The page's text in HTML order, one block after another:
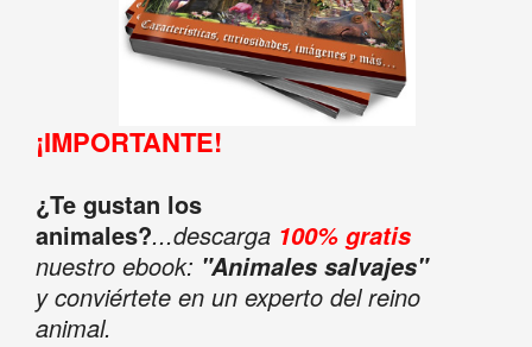
¡IMPORTANTE!
¿Te gustan los
animales?...descarga 100% gratis
nuestro ebook: "Animales salvajes"
y conviértete en un experto del reino
animal.